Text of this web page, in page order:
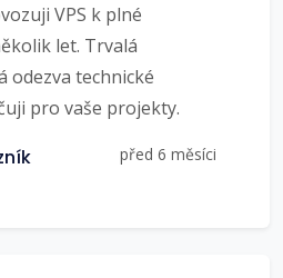
VPS k plné
let. Trvalá
odezva technické
pro vaše projekty.
před 6 měsíci